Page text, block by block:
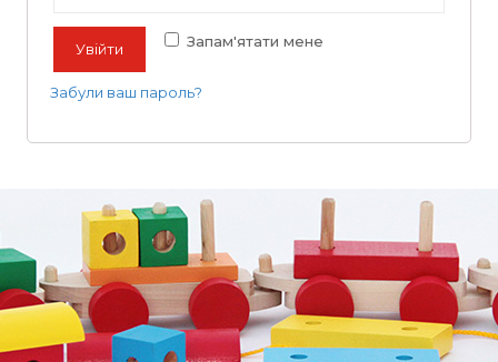
Запам'ятати мене
Увійти
Забули ваш пароль?